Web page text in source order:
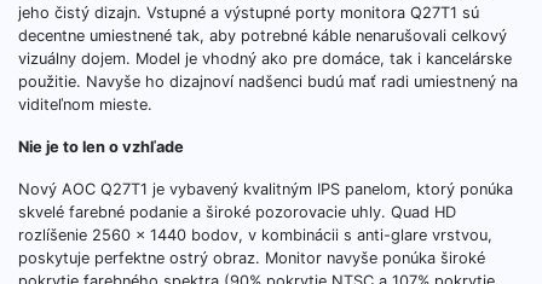
jeho čistý dizajn. Vstupné a výstupné porty monitora Q27T1 sú
decentne umiestnené tak, aby potrebné káble nenarušovali celkový
vizuálny dojem. Model je vhodný ako pre domáce, tak i kancelárske
použitie. Navyše ho dizajnoví nadšenci budú mať radi umiestnený na
viditeľnom mieste.
Nie je to len o vzhľade
Nový AOC Q27T1 je vybavený kvalitným IPS panelom, ktorý ponúka
skvelé farebné podanie a široké pozorovacie uhly. Quad HD
rozlíšenie 2560 x 1440 bodov, v kombinácii s anti-glare vrstvou,
poskytuje perfektne ostrý obraz. Monitor navyše ponúka široké